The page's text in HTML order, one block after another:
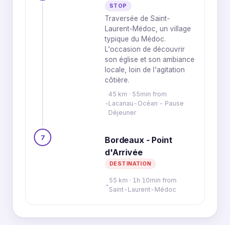
STOP
Traversée de Saint-
Laurent-Médoc, un village
typique du Médoc.
L'occasion de découvrir
son église et son ambiance
locale, loin de l'agitation
côtière.
45 km · 55min from
Lacanau-Océan - Pause
Déjeuner
7
Bordeaux - Point
d'Arrivée
DESTINATION
55 km · 1h 10min from
Saint-Laurent-Médoc